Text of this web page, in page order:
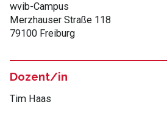
wvib-Campus
Merzhauser Straße 118
79100 Freiburg
Dozent/in
Tim Haas